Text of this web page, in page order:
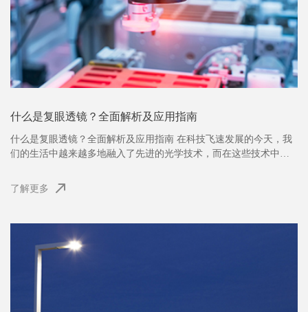
什么是复眼透镜？全面解析及应用指南
什么是复眼透镜？全面解析及应用指南 在科技飞速发展的今天，我
们的生活中越来越多地融入了先进的光学技术，而在这些技术中，
了解更多